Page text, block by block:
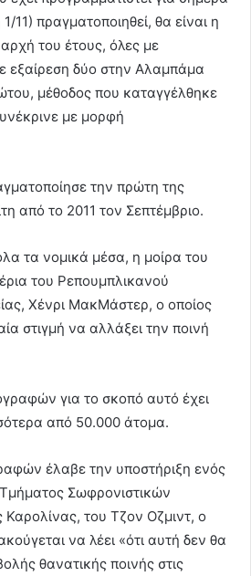
πραγματοποιηθεί, θα είναι η
του έτους, όλες με
εξαίρεση δύο στην Αλαμπάμα
μέθοδος που καταγγέλθηκε
με μορφή
την πρώτη της
από το 2011 τον Σεπτέμβριο.
τα νομικά μέσα, η μοίρα του
του Ρεπουμπλικανού
Χένρι ΜακΜάστερ, ο οποίος
στιγμή να αλλάξει την ποινή
για το σκοπό αυτό έχει
από 50.000 άτομα.
έλαβε την υποστήριξη ενός
Σωφρονιστικών
του Τζον Οζμιντ, ο
να λέει «ότι αυτή δεν θα
θανατικής ποινής στις